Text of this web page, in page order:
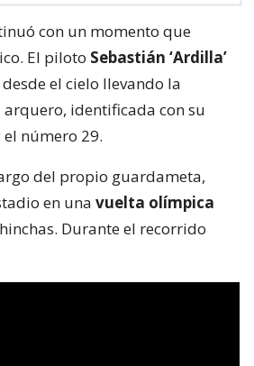
con un momento que
El piloto Sebastián ‘Ardilla’
el cielo llevando la
identificada con su
número 29.
del propio guardameta,
en una vuelta olímpica
Durante el recorrido